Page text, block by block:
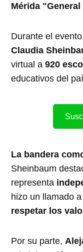
Mérida
Durante el
Claudia
virtual a920
educativos del
La bandera
Sheinbaum
representa
hizo un llamado
respetar los
Por su parte,